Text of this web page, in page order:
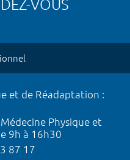
VOUS
et de Réadaptation :
Physique et
9h à 16h30
87 17